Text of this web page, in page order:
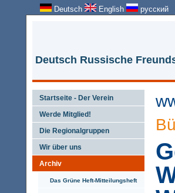
Deutsch English русский
Deutsch Russische
Startseite - Der Verein
Werde Mitglied!
Die Regionalgruppen
Wir über uns
Archiv
Das Grüne Heft-Mitteilungsheft